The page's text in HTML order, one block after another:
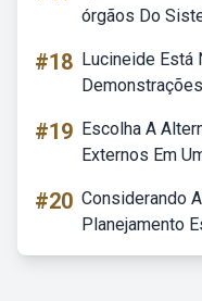
órgãos Do
#18 Lucineide Está
#19 Escolha A
Externos Em
#20 Considerando
Planejamento